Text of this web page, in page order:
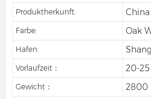
Produktherkunft: China
Farbe: Oak
Hafen:
Vorlaufzeit： 20-
Gewicht： 2800